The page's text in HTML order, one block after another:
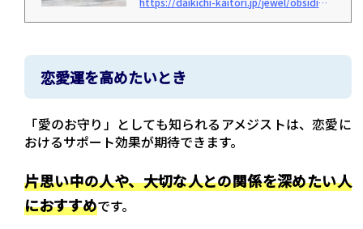
います。 この記事では、黒曜石の特徴や石言葉を解説します。市場価格やお手入れ方
ること＞ 黒曜石の特徴 黒曜石の石言葉や効果 黒曜石の市場価格黒曜石（オブシディア
恋愛運を高めたいとき
「愛のお守り」としても知られるアメジストは、恋愛に
おけるサポート効果が期待できます。
片思い中の人や、大切な人との関係を深めたい人
におすすめです。